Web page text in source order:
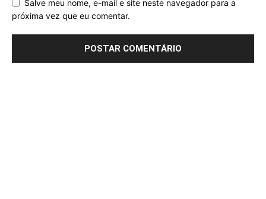
Salve meu nome, e-mail e site neste navegador para a
próxima vez que eu comentar.